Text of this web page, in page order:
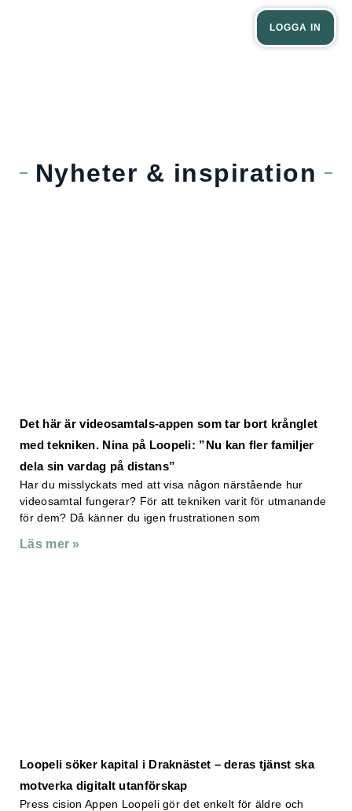
LOGGA IN
Nyheter & inspiration
Det här är videosamtals-appen som tar bort krånglet
med tekniken. Nina på Loopeli: ”Nu kan fler familjer
dela sin vardag på distans”
Har du misslyckats med att visa någon närstående hur
videosamtal fungerar? För att tekniken varit för utmanande
för dem? Då känner du igen frustrationen som
Läs mer »
Loopeli söker kapital i Draknästet – deras tjänst ska
motverka digitalt utanförskap
Press cision Appen Loopeli gör det enkelt för äldre och